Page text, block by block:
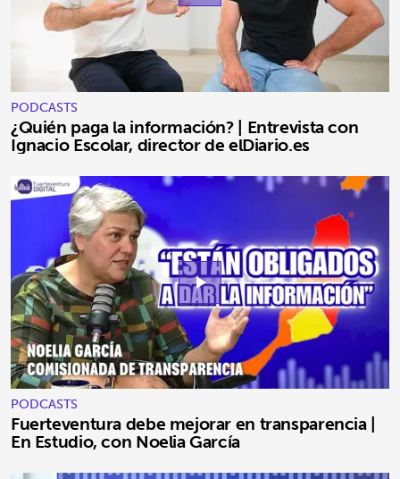
PODCASTS
¿Quién paga la información? | Entrevista con
Ignacio Escolar, director de elDiario.es
play_arrow
PODCASTS
Fuerteventura debe mejorar en transparencia |
En Estudio, con Noelia García